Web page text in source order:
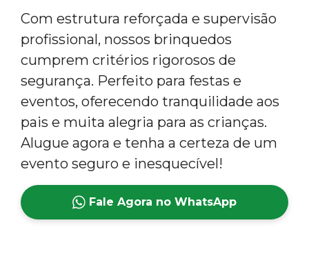
Com estrutura reforçada e supervisão
profissional, nossos brinquedos
cumprem critérios rigorosos de
segurança. Perfeito para festas e
eventos, oferecendo tranquilidade aos
pais e muita alegria para as crianças.
Alugue agora e tenha a certeza de um
evento seguro e inesquecível!
Fale Agora no WhatsApp